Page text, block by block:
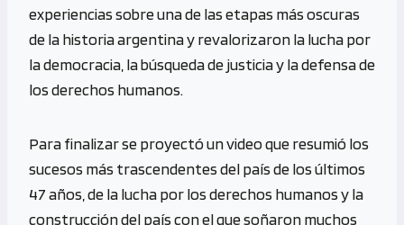
experiencias sobre una de las etapas más oscuras
de la historia argentina y revalorizaron la lucha por
la democracia, la búsqueda de justicia y la defensa de
los derechos humanos.
Para finalizar se proyectó un video que resumió los
sucesos más trascendentes del país de los últimos
47 años, de la lucha por los derechos humanos y la
construcción del país con el que soñaron muchos